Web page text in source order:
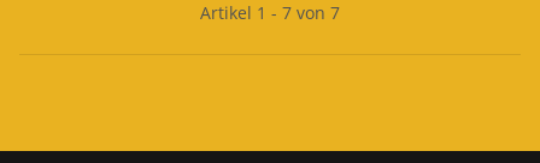
Artikel 1 - 7 von 7